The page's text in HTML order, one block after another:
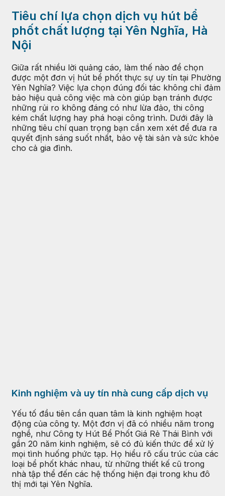
Tiêu chí lựa chọn dịch vụ hút bể
phốt chất lượng tại Yên Nghĩa, Hà
Nội
Giữa rất nhiều lời quảng cáo, làm thế nào để chọn
được một đơn vị hút bể phốt thực sự uy tín tại Phường
Yên Nghĩa? Việc lựa chọn đúng đối tác không chỉ đảm
bảo hiệu quả công việc mà còn giúp bạn tránh được
những rủi ro không đáng có như lừa đảo, thi công
kém chất lượng hay phá hoại công trình. Dưới đây là
những tiêu chí quan trọng bạn cần xem xét để đưa ra
quyết định sáng suốt nhất, bảo vệ tài sản và sức khỏe
cho cả gia đình.
Kinh nghiệm và uy tín nhà cung cấp dịch vụ
Yếu tố đầu tiên cần quan tâm là kinh nghiệm hoạt
động của công ty. Một đơn vị đã có nhiều năm trong
nghề, như Công ty Hút Bể Phốt Giá Rẻ Thái Bình với
gần 20 năm kinh nghiệm, sẽ có đủ kiến thức để xử lý
mọi tình huống phức tạp. Họ hiểu rõ cấu trúc của các
loại bể phốt khác nhau, từ những thiết kế cũ trong
nhà tập thể đến các hệ thống hiện đại trong khu đô
thị mới tại Yên Nghĩa.